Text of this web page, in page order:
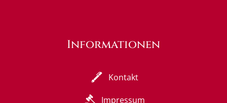
Informationen
Kontakt
Impressum